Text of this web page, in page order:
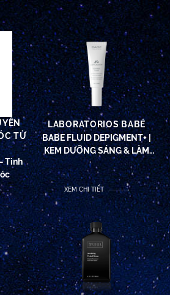
TỪ
Tinh
LABORATORIOS BABÉ
BABE FLUID DEPIGMENT+ |
KEM DƯỠNG SÁNG & LÀM
MỜ VẾT THÂM NÁM
DEPIGMENT+
XEM CHI TIẾT